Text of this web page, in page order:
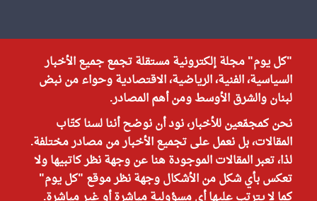
"كل يوم" مجلة إلكترونية مستقلة تجمع جميع الأخبار
السياسية، الفنية، الرياضية، الاقتصادية وحواء من نبض
لبنان والشرق الأوسط ومن أهم المصادر.
نحن كمجمّعين للأخبار، نود أن نوضح أننا لسنا كتّاب
المقالات، بل نعمل على تجميع الأخبار من مصادر مختلفة.
لذا، تعبر المقالات الموجودة هنا عن وجهة نظر كاتبيها ولا
تعكس بأي شكل من الأشكال وجهة نظر موقع "كل يوم"